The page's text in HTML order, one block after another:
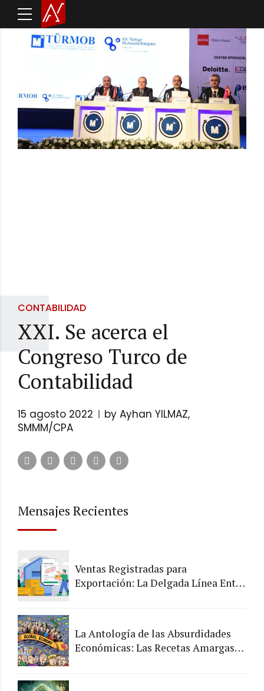
CONTABILIDAD
XXI. Se acerca el
Congreso Turco de
Contabilidad
15 agosto 2022
by Ayhan YILMAZ,
SMMM/CPA
Mensajes Recientes
Ventas Registradas para
Exportación: La Delgada Línea Entre
La Antología de las Absurdidades
Económicas: Las Recetas Amargas